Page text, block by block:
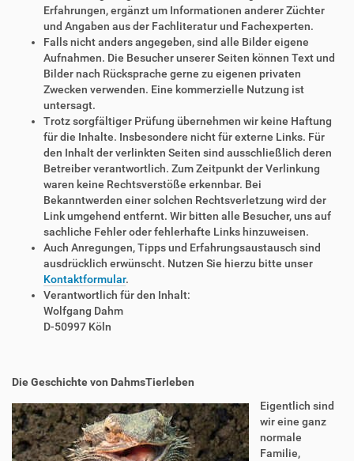
Erfahrungen, ergänzt um Informationen anderer Züchter
und Angaben aus der Fachliteratur und Fachexperten.
Falls nicht anders angegeben, sind alle Bilder eigene
Aufnahmen. Die Besucher unserer Seiten können Text und
Bilder nach Rücksprache gerne zu eigenen privaten
Zwecken verwenden. Eine kommerzielle Nutzung ist
untersagt.
Trotz sorgfältiger Prüfung übernehmen wir keine Haftung
für die Inhalte. Insbesondere nicht für externe Links. Für
den Inhalt der verlinkten Seiten sind ausschließlich deren
Betreiber verantwortlich. Zum Zeitpunkt der Verlinkung
waren keine Rechtsverstöße erkennbar. Bei
Bekanntwerden einer solchen Rechtsverletzung wird der
Link umgehend entfernt. Wir bitten alle Besucher, uns auf
sachliche Fehler oder fehlerhafte Links hinzuweisen.
Auch Anregungen, Tipps und Erfahrungsaustausch sind
ausdrücklich erwünscht. Nutzen Sie hierzu bitte unser
Kontaktformular.
Verantwortlich für den Inhalt:
Wolfgang Dahm
D-50997 Köln
Die Geschichte von DahmsTierleben
Eigentlich sind
wir eine ganz
normale
Familie,